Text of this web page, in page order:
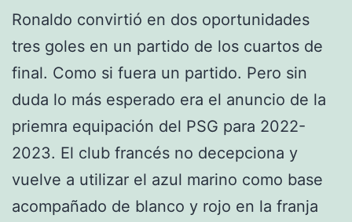
Ronaldo convirtió en dos oportunidades
tres goles en un partido de los cuartos de
final. Como si fuera un partido. Pero sin
duda lo más esperado era el anuncio de la
priemra equipación del PSG para 2022-
2023. El club francés no decepciona y
vuelve a utilizar el azul marino como base
acompañado de blanco y rojo en la franja